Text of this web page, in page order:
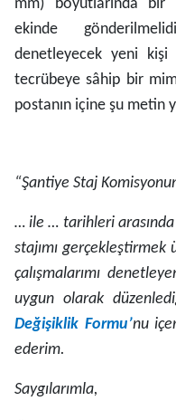
mm) boyutlarında bir
ekinde
denetleyecek yeni
tecrübeye sâhip bir
postanın içine şu metin
“Şantiye Staj
… ile … tarihleri
stajımı gerçekleştirmek
çalışmalarımı
uygun olarak
Değişiklik Formu’nu
ederim.
Saygılarımla,